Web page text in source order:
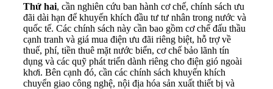
Thứ hai, cần nghiên cứu ban hành cơ chế, chính sách ưu
đãi dài hạn để khuyến khích đầu tư tư nhân trong nước và
quốc tế. Các chính sách này cần bao gồm cơ chế đấu thầu
cạnh tranh và giá mua điện ưu đãi riêng biệt, hỗ trợ về
thuế, phí, tiền thuê mặt nước biển, cơ chế bảo lãnh tín
dụng và các quỹ phát triển dành riêng cho điện gió ngoài
khơi. Bên cạnh đó, cần các chính sách khuyến khích
chuyển giao công nghệ, nội địa hóa sản xuất thiết bị và